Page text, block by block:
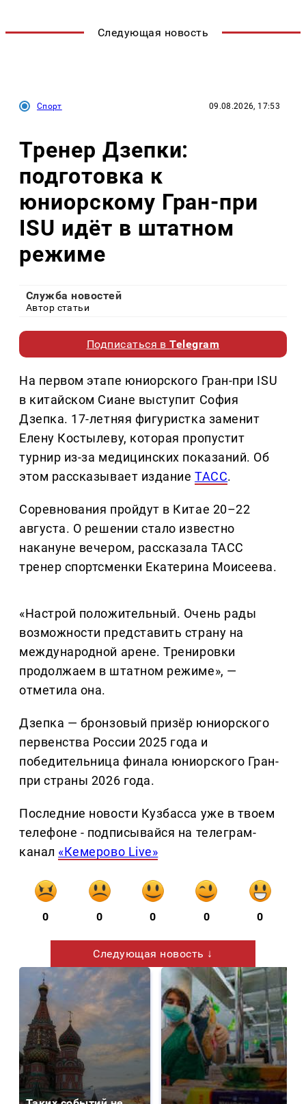
Следующая новость
Спорт 09.08.2026, 17:53
Тренер Дзепки:
подготовка к
юниорскому Гран-при
ISU идёт в штатном
режиме
Служба новостей
Автор статьи
Подписаться вTelegram
На первом этапе юниорского Гран-при ISU
в китайском Сиане выступит София
Дзепка. 17-летняя фигуристка заменит
Елену Костылеву, которая пропустит
турнир из-за медицинских показаний. Об
этом рассказывает изданиеТАСС.
Соревнования пройдут в Китае 20–22
августа. О решении стало известно
накануне вечером, рассказала ТАСС
тренер спортсменки Екатерина Моисеева.
«Настрой положительный. Очень рады
возможности представить страну на
международной арене. Тренировки
продолжаем в штатном режиме», —
отметила она.
Дзепка — бронзовый призёр юниорского
первенства России 2025 года и
победительница финала юниорского Гран-
при страны 2026 года.
Последние новости Кузбасса уже в твоем
телефоне - подписывайся на телеграм-
канал «Кемерово Live»
0 0 0 0 0
Следующая новость ↓